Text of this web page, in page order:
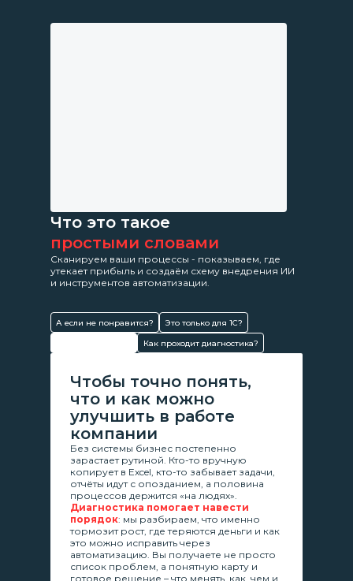
Что это такое
простыми словами
Сканируем ваши процессы - показываем, где
утекает прибыль и создаём схему внедрения ИИ
и инструментов автоматизации.
Как проходит диагностика?
А если не понравится? Это только для 1С?
Чтобы точно понять,
что и как можно
улучшить в работе
компании
Без системы бизнес постепенно
зарастает рутиной. Кто-то вручную
копирует в Excel, кто-то забывает задачи,
отчёты идут с опозданием, а половина
процессов держится «на людях».
Диагностика помогает навести
порядок: мы разбираем, что именно
тормозит рост, где теряются деньги и как
это можно исправить через
автоматизацию. Вы получаете не просто
список проблем, а понятную карту и
готовое решение – что менять, как, чем и